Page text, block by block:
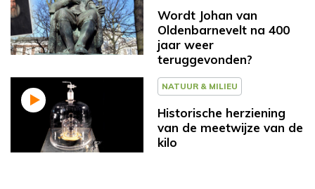
Wordt Johan van
Oldenbarnevelt na 400
jaar weer
teruggevonden?
NATUUR & MILIEU
Historische herziening
van de meetwijze van de
kilo